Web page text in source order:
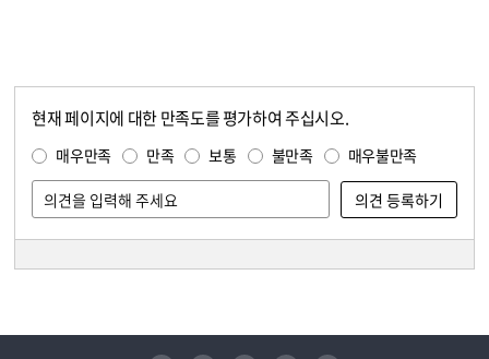
현재 페이지에 대한 만족도를 평가하여 주십시오.
매우만족 만족 보통 불만족 매우불만족
유튜브 페이스북 인스타그램 블로그 트위터